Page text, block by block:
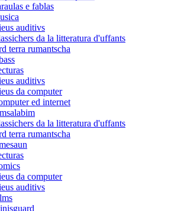
e fablas
auditivs
da la litteratura d'uffants
terra rumantscha
auditivs
da computer
ed internet
da la litteratura d'uffants
terra rumantscha
da computer
auditivs